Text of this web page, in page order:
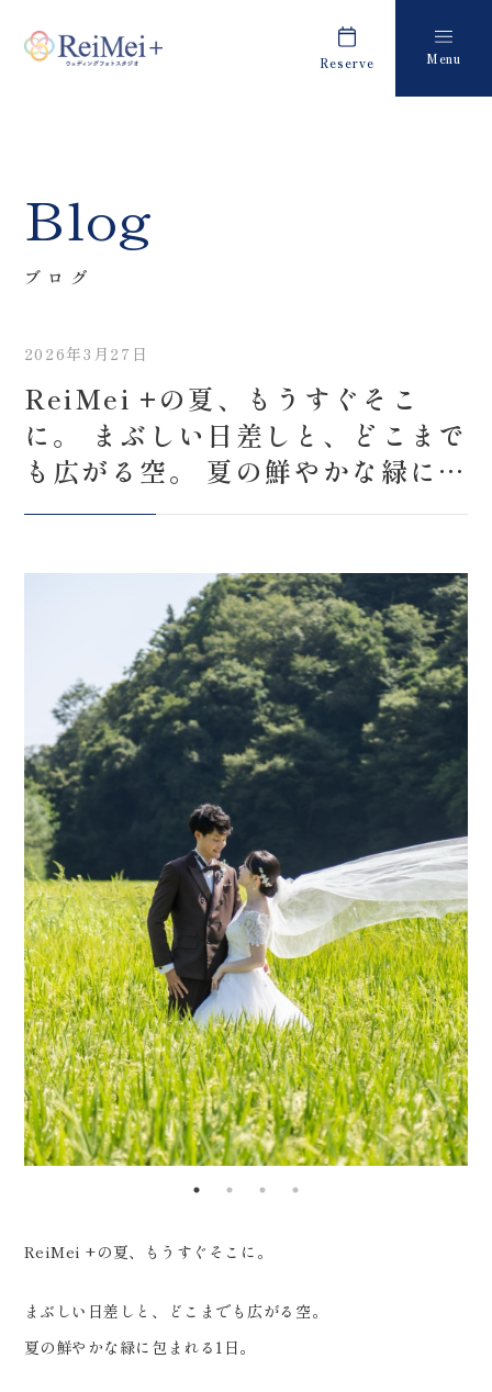
Reserve Menu
〒963-8041
福島県郡山市富田町権現林9−１
Tel.0120-05-7536
Time.10:30 - 18:00（年中無休）
来店のご予約
お問い合わせ
Costume
衣装
About us
Retouch
フォトレタッチ
Studio
スタジオ紹介
キャンペーン・お知らせ
Blog
ブログ
プライバシーポリシー
Blog
ブログ
2026年3月27日
ReiMei +の夏、もうすぐそこ
に。 まぶしい日差しと、どこまで
も広がる空。 夏の鮮やかな緑に包
まれる1日。 昨年の夏に撮影し
ェディング。 田んぼの中で笑い合
ったり、 ご家族がピカピカにして
くださった 軽トラと一緒に撮影し
たり。 特別な場所だからこそ生ま
れる、 あたたかい時間がありまし
た。 これから訪れる夏を迎えるお
ふたりにも、 大切な場所で過ごす
一日を、ReiMei +とともに。 お
気軽にご相談ください ロケーショ
ン洋装プラン ¥231,000 →
20%OFF ¥184,800！ ドレス・
タキシード・ヘアメイク・ブー
ケ・ブートニア・ベール・ブライ
ダルシューズ・アクセサリー・撮
影料・データ100カット込み アク
ティブに動きやすいスレンダー系
から、 王道のAラインまで、豊富
Life is fantastic. 最高の人生
を、ともに。 ウェディングフォト
スタジオ「ReiMei+」 場所:福島
ReiMei +の夏、もうすぐそこに。
まぶしい日差しと、どこまでも広がる空。
夏の鮮やかな緑に包まれる1日。